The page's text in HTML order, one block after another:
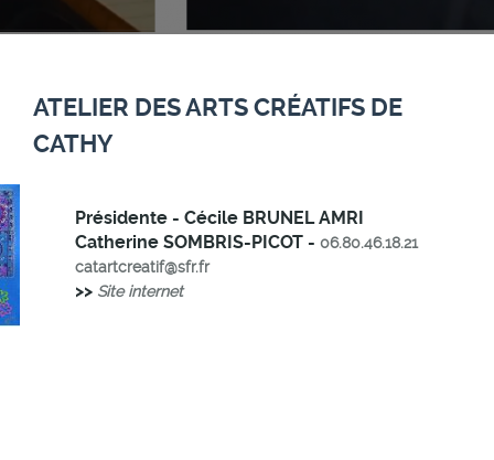
ATELIER DES ARTS CRÉATIFS DE
CATHY
Présidente - Cécile BRUNEL AMRI
Catherine SOMBRIS-PICOT - 06.80.46.18.21
catartcreatif@sfr.fr
>> Site internet